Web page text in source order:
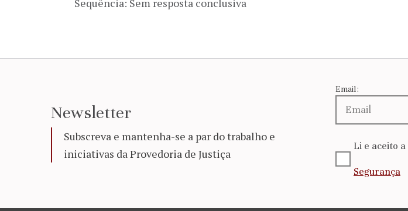
Newsletter
Subscreva e mantenha-se a par do trabalho e
iniciativas da Provedoria de Justiça
Email:
Li e aceito a
Segurança